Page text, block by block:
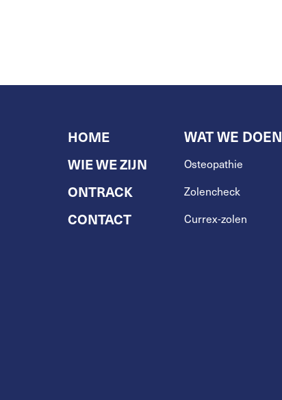
HOME
WIE WE ZIJN
ONTRACK
CONTACT
WAT WE DOEN
Osteopathie
Zolencheck
Currex-zolen